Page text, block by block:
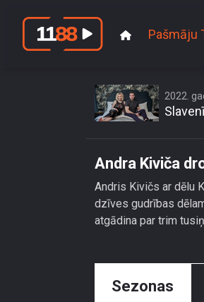
Pašmāju
2022.
Andra Kiviča
Andris Kivičs ar dēlu
dzīves gudrības
atgādina par trim
Sezonas